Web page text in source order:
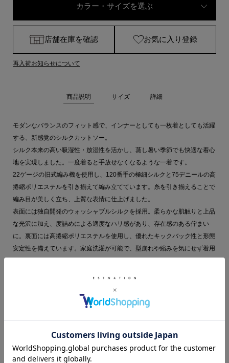
カラー・サイズを選ぶ
店舗在庫を確認 お気に入り登録
再入荷お知らせについて
商品説明 サイズ 詳細
モダンなバランスのフィット感で、インナーとしても一枚着としても活躍
する、新感覚のシルクカットソー。
シルク本来の高い吸湿性・放湿性を活かし、蒸し暑い季節でも快適な着心
地を実現しました。一度着ると手放せなくなるような一着です。
22ゲージの旧式編み機を使用し、120番手の極細シルクと75デニールの高
捲縮ポリエステルを引き揃えて編み立てています。糸を引き揃えることで
編み目が美しく立ち、上質な表情に仕上げました。
表面には独自開発のウォッシャブルシルクを採用。柔らかな肌触りと上品
な光沢に加え、度詰めによる適度なハリ感があり、存在感のある佇まい
に。裏面には高捲縮ポリエステルを使用し、優れたキックバック性と形態
安定性を備えています。家庭洗濯が可能で、型崩れや縮みを気にせず着用
1964年創業の和歌山の老舗ニットメーカー「カネマサ莫大小」が手掛け
るファクトリーブランド。
「フューチャークラシック」をコンセプトに、超ハイゲージのジャガード
編み機を用いて高密度に編み立てた独自素材のジャージー製品を中心に展
開。
国内外のメゾンからも評価される職人技で、革新的な日常着を提案してい